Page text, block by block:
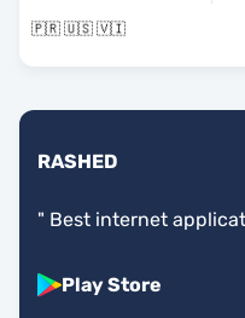
🇵🇷 🇺🇸 🇻🇮
RASHED
" Best internet
Play Store